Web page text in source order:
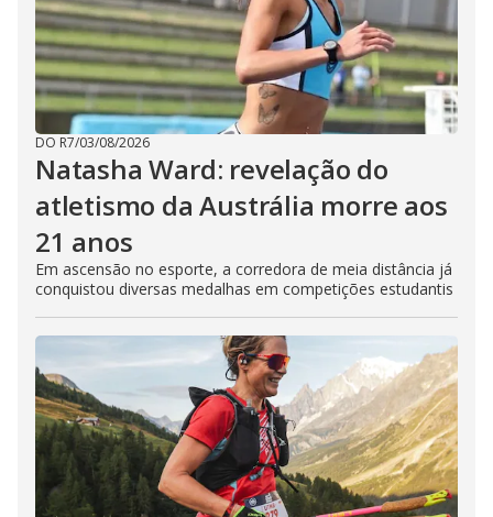
DO R7/03/08/2026
Natasha Ward: revelação do
atletismo da Austrália morre aos
21 anos
Em ascensão no esporte, a corredora de meia distância já
conquistou diversas medalhas em competições estudantis